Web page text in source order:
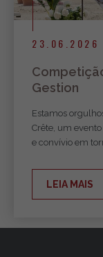
23.06.2026
Gestion
Estamos
Crête, um
e convívio em
LEIA MAIS